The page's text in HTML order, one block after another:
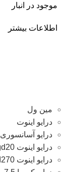
موجود در انبار
اطلاعات بیشتر
مین ول
درایو اینوت
درایو آسانسوری
درایو اینوت gd20
درایو اینوت gd270